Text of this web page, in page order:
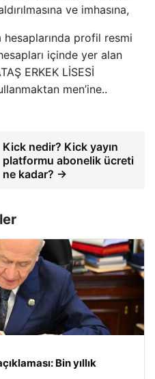
ve imhasına,
profil resmi
içinde yer alan
ERKEK LİSESİ
men’ine..
Kick nedir? Kick yayın
platformu abonelik ücreti
ne kadar? →
Bin yıllık